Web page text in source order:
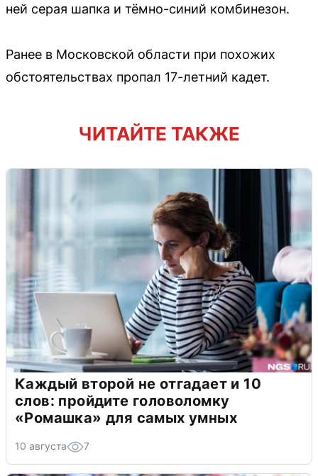
ней серая шапка и тёмно-синий комбинезон.
Ранее в Московской области при похожих
обстоятельствах пропал 17-летний кадет.
ЧИТАЙТЕ ТАКЖЕ
Каждый второй не отгадает и 10
слов: пройдите головоломку
«Ромашка» для самых умных
10 августа 7